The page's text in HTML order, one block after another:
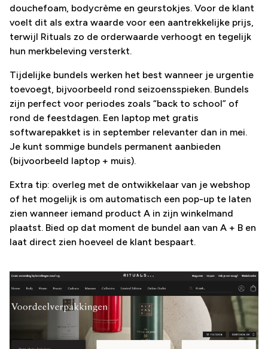
douchefoam, bodycrème en geurstokjes. Voor de klant
voelt dit als extra waarde voor een aantrekkelijke prijs,
terwijl Rituals zo de orderwaarde verhoogt en tegelijk
hun merkbeleving versterkt.
Tijdelijke bundels werken het best wanneer je urgentie
toevoegt, bijvoorbeeld rond seizoensspieken. Bundels
zijn perfect voor periodes zoals “back to school” of
rond de feestdagen. Een laptop met gratis
softwarepakket is in september relevanter dan in mei.
Je kunt sommige bundels permanent aanbieden
(bijvoorbeeld laptop + muis).
Extra tip: overleg met de ontwikkelaar van je webshop
of het mogelijk is om automatisch een pop-up te laten
zien wanneer iemand product A in zijn winkelmand
plaatst. Bied op dat moment de bundel aan van A + B en
laat direct zien hoeveel de klant bespaart.